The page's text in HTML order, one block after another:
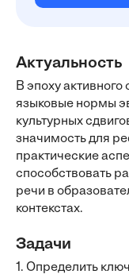
Актуальность
В эпоху
языковые нормы
культурных
значимость для
практические
способствовать
речи в
контекстах.
Задачи
1. Определить